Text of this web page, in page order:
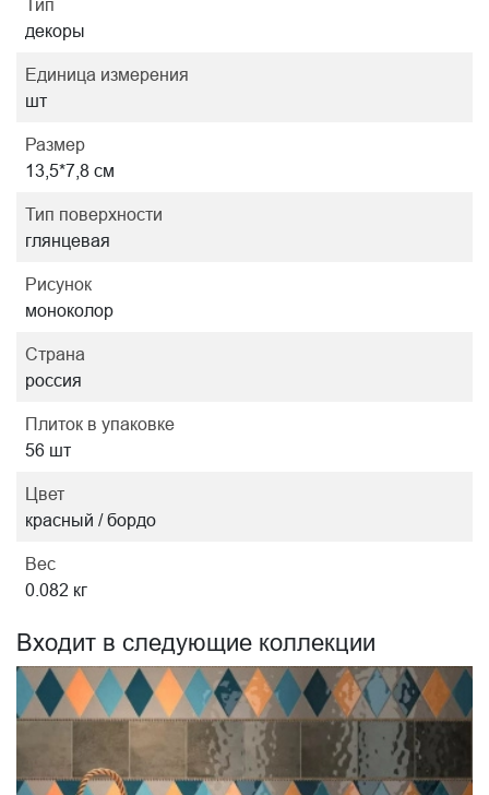
декоры
Единица измерения
шт
Размер
13,5*7,8 см
Тип поверхности
глянцевая
Рисунок
моноколор
Страна
россия
Плиток в упаковке
56 шт
Цвет
красный / бордо
Вес
0.082 кг
Входит в следующие коллекции